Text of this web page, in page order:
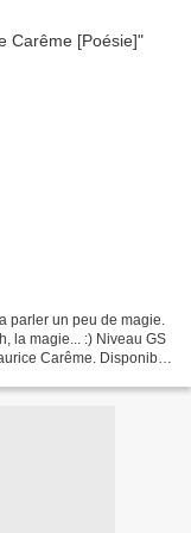
parler un peu de magie.
la magie... :) Niveau GS
Carême. Disponible